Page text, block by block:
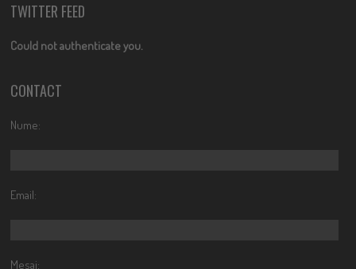
TWITTER FEED
Could not authenticate you.
CONTACT
Nume:
Email:
Mesaj: